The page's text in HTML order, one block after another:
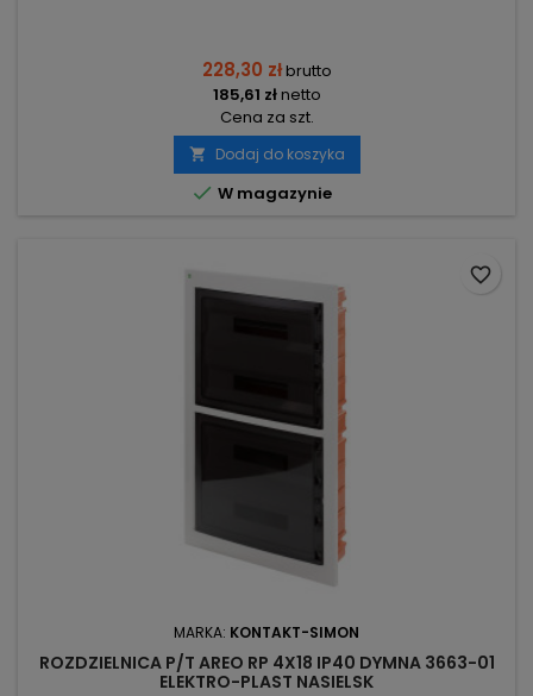
228,30 złbrutto
185,61 złnetto
Cena za szt.
 Dodaj do koszyka
 W magazynie
MARKA: KONTAKT-SIMON
ROZDZIELNICA P/T AREO RP 4X18 IP40 DYMNA 3663-01
ELEKTRO-PLAST NASIELSK
favorite_border